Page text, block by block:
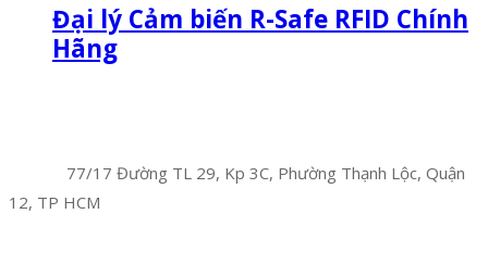
Đại lý Cảm biến R-Safe RFID Chính
Hãng
77/17 Đường TL 29, Kp 3C, Phường Thạnh Lộc, Quận
12, TP HCM